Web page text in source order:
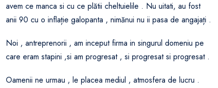
avem ce manca si cu ce plătii cheltuielile . Nu uitati, au fost
anii 90 cu o inflație galopanta , nimănui nu ii pasa de angajați .
Noi , antreprenorii , am inceput firma in singurul domeniu pe
care eram stapini ,si am progresat , si progresat si progresat .
Oamenii ne urmau , le placea mediul , atmosfera de lucru .